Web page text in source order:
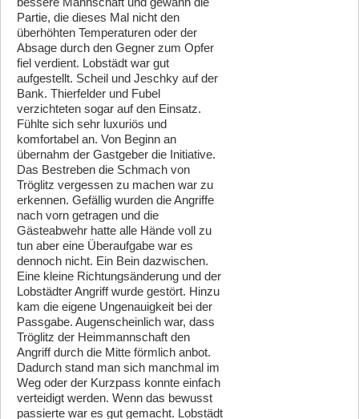
Partie, die dieses Mal nicht den
überhöhten Temperaturen oder der
Absage durch den Gegner zum Opfer
fiel verdient. Lobstädt war gut
aufgestellt. Scheil und Jeschky auf der
Bank. Thierfelder und Fubel
verzichteten sogar auf den Einsatz.
Fühlte sich sehr luxuriös und
komfortabel an. Von Beginn an
übernahm der Gastgeber die Initiative.
Das Bestreben die Schmach von
Tröglitz vergessen zu machen war zu
erkennen. Gefällig wurden die Angriffe
nach vorn getragen und die
Gästeabwehr hatte alle Hände voll zu
tun aber eine Überaufgabe war es
dennoch nicht. Ein Bein dazwischen.
Eine kleine Richtungsänderung und der
Lobstädter Angriff wurde gestört. Hinzu
kam die eigene Ungenauigkeit bei der
Passgabe. Augenscheinlich war, dass
Tröglitz der Heimmannschaft den
Angriff durch die Mitte förmlich anbot.
Dadurch stand man sich manchmal im
Weg oder der Kurzpass konnte einfach
verteidigt werden. Wenn das bewusst
passierte war es gut gemacht. Lobstädt